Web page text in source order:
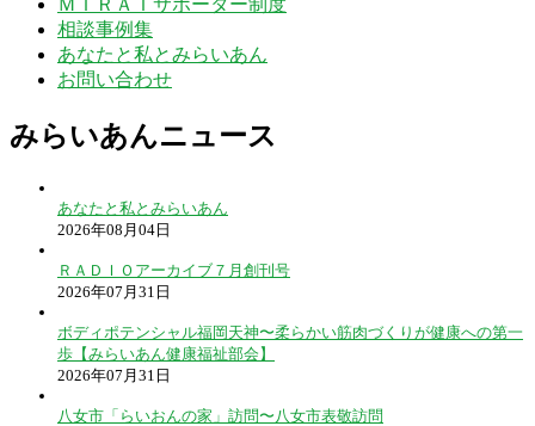
ＭＩＲＡＩサポーター制度
相談事例集
あなたと私とみらいあん
お問い合わせ
みらいあんニュース
あなたと私とみらいあん
2026年08月04日
ＲＡＤＩＯアーカイブ７月創刊号
2026年07月31日
ボディポテンシャル福岡天神〜柔らかい筋肉づくりが健康への第一
歩【みらいあん健康福祉部会】
2026年07月31日
八女市「らいおんの家」訪問〜八女市表敬訪問